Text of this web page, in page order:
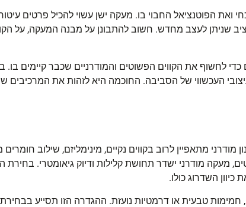
ואת הפוטנציאל החבוי בו. מעקה ישן עשוי להכיל פרטים
שניתן לעצב מחדש. חשוב להתבונן על מבנה המעקה, על
לחשוף את הקווים הפשוטים והמודרניים שכבר קיימים
העכשווי של הסביבה. החוכמה היא לזהות את המרכיבים
מתאפיין לרוב בקווים נקיים, מינימליזם, שילוב
מעקה מודרני ישדר תחושת קלילות ודיוק גיאומטרי. בחירת
השדרוג כולו.
טבעית או דרמטיות נועזת. ההגדרה הזו תסייע